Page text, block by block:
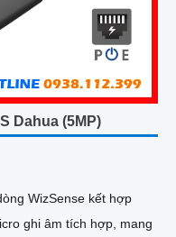
Dahua (5MP)
WizSense kết hợp
ghi âm tích hợp, mang